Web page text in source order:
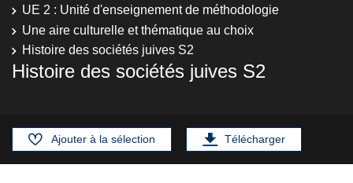
UE 2 : Unité d'enseignement de méthodologie
Une aire culturelle et thématique au choix
Histoire des sociétés juives S2
Histoire des sociétés juives S2
Ajouter à la sélection Télécharger